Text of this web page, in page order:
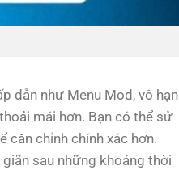
dẫn như Menu Mod, vô hạn
mái hơn. Bạn có thể sử
căn chỉnh chính xác hơn.
sau những khoảng thời